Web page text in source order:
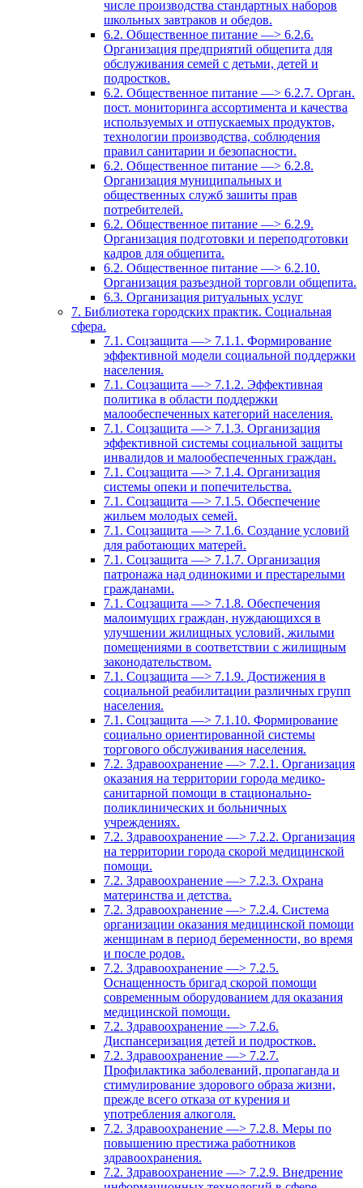
числе производства стандартных наборов
школьных завтраков и обедов.
6.2. Общественное питание —> 6.2.6.
Организация предприятий общепита для
обслуживания семей с детьми, детей и
подростков.
6.2. Общественное питание —> 6.2.7. Орган.
пост. мониторинга ассортимента и качества
используемых и отпускаемых продуктов,
технологии производства, соблюдения
правил санитарии и безопасности.
6.2. Общественное питание —> 6.2.8.
Организация муниципальных и
общественных служб зашиты прав
потребителей.
6.2. Общественное питание —> 6.2.9.
Организация подготовки и переподготовки
кадров для общепита.
6.2. Общественное питание —> 6.2.10.
Организация разъездной торговли общепита.
6.3. Организация ритуальных услуг
7. Библиотека городских практик. Социальная
сфера.
7.1. Соцзащита —> 7.1.1. Формирование
эффективной модели социальной поддержки
населения.
7.1. Соцзащита —> 7.1.2. Эффективная
политика в области поддержки
малообеспеченных категорий населения.
7.1. Соцзащита —> 7.1.3. Организация
эффективной системы социальной защиты
инвалидов и малообеспеченных граждан.
7.1. Соцзащита —> 7.1.4. Организация
системы опеки и попечительства.
7.1. Соцзащита —> 7.1.5. Обеспечение
жильем молодых семей.
7.1. Соцзащита —> 7.1.6. Создание условий
для работающих матерей.
7.1. Соцзащита —> 7.1.7. Организация
патронажа над одинокими и престарелыми
гражданами.
7.1. Соцзащита —> 7.1.8. Обеспечения
малоимущих граждан, нуждающихся в
улучшении жилищных условий, жилыми
помещениями в соответствии с жилищным
законодательством.
7.1. Соцзащита —> 7.1.9. Достижения в
социальной реабилитации различных групп
населения.
7.1. Соцзащита —> 7.1.10. Формирование
социально ориентированной системы
торгового обслуживания населения.
7.2. Здравоохранение —> 7.2.1. Организация
оказания на территории города медико-
санитарной помощи в стационально-
поликлинических и больничных
учреждениях.
7.2. Здравоохранение —> 7.2.2. Организация
на территории города скорой медицинской
помощи.
7.2. Здравоохранение —> 7.2.3. Охрана
материнства и детства.
7.2. Здравоохранение —> 7.2.4. Система
организации оказания медицинской помощи
женщинам в период беременности, во время
и после родов.
7.2. Здравоохранение —> 7.2.5.
Оснащенность бригад скорой помощи
современным оборудованием для оказания
медицинской помощи.
7.2. Здравоохранение —> 7.2.6.
Диспансеризация детей и подростков.
7.2. Здравоохранение —> 7.2.7.
Профилактика заболеваний, пропаганда и
стимулирование здорового образа жизни,
прежде всего отказа от курения и
употребления алкоголя.
7.2. Здравоохранение —> 7.2.8. Меры по
повышению престижа работников
здравоохранения.
7.2. Здравоохранение —> 7.2.9. Внедрение